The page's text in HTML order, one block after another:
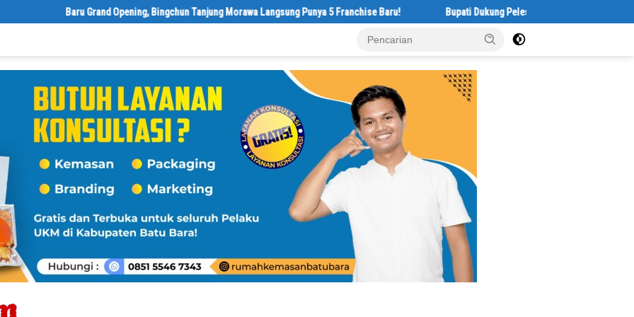
‎Baru Grand Opening, Bingchun Tanjung Morawa Langsung Punya 5 Franchise Baru! Bupati Dukung Pelestarian Budaya Melayu Melalui Gebyar